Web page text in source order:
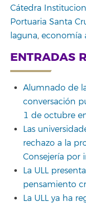
Cátedra
Portuaria Santa
laguna, economía
ENTRADAS
Alumnado de
conversación
1 de octubre
Las
rechazo a la
Consejería por
La ULL
pensamiento
La ULL ya ha